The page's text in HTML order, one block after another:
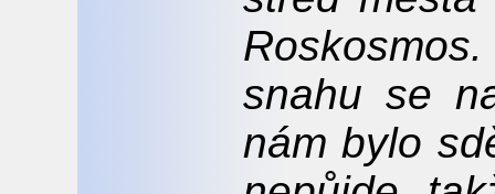
snahu se
nám bylo